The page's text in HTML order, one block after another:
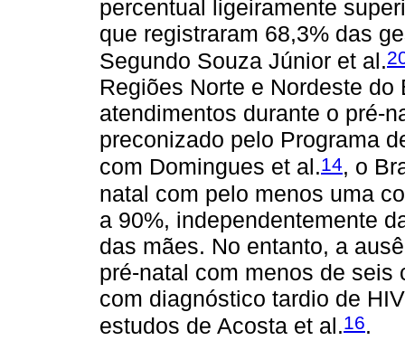
percentual ligeiramente
que registraram 68,3% das
Segundo Souza Júnior et al.
Regiões Norte e Nordeste
atendimentos durante o pré-
preconizado pelo Programa
com Domingues et al.14, o
natal com pelo menos uma
a 90%, independentemente
das mães. No entanto, a
pré-natal com menos de
com diagnóstico tardio de
estudos de Acosta et al.16.